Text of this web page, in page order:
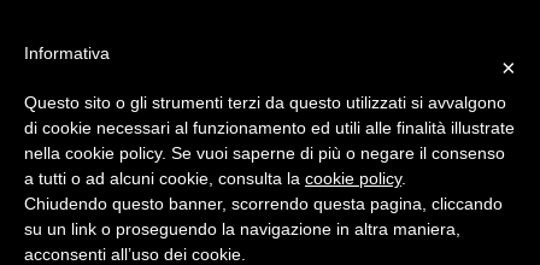
#WIS22
Home
Forum 2023
×
Informativa
Questo sito o gli strumenti terzi da questo utilizzati si avvalgono
di cookie necessari al funzionamento ed utili alle finalità illustrate
nella cookie policy. Se vuoi saperne di più o negare il consenso
a tutti o ad alcuni cookie, consulta la cookie policy.
Chiudendo questo banner, scorrendo questa pagina, cliccando
su un link o proseguendo la navigazione in altra maniera,
acconsenti all’uso dei cookie.